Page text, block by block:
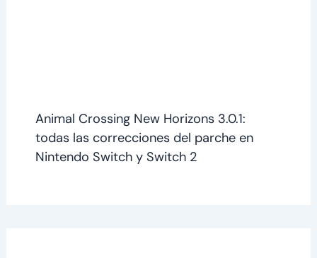
Animal Crossing New Horizons 3.0.1:
todas las correcciones del parche en
Nintendo Switch y Switch 2